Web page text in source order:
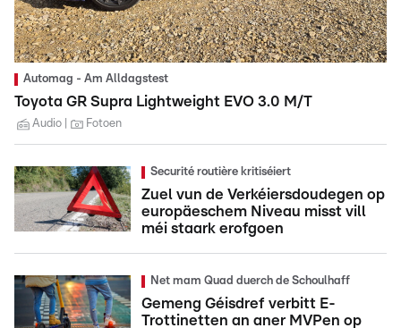
Automag - Am Alldagstest
Toyota GR Supra Lightweight EVO 3.0 M/T
Audio Fotoen
Securité routière kritiséiert
Zuel vun de Verkéiersdoudegen op
europäeschem Niveau misst vill
méi staark erofgoen
Net mam Quad duerch de Schoulhaff
Gemeng Géisdref verbitt E-
Trottinetten an aner MVPen op